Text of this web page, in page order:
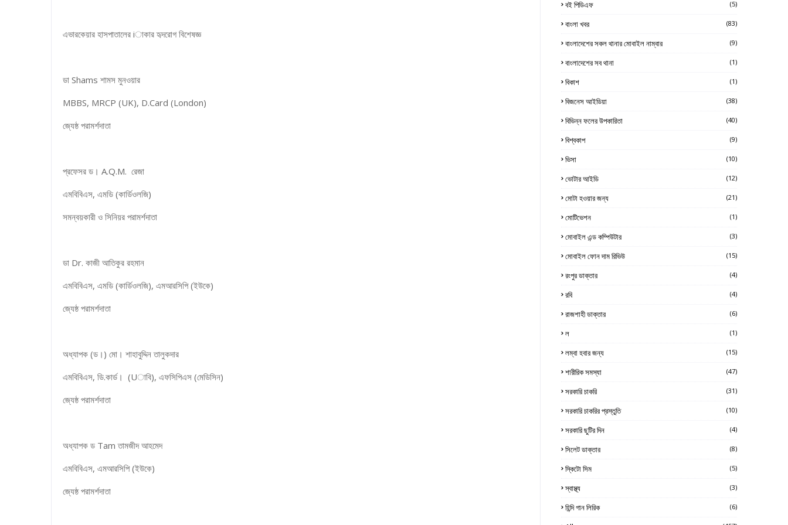
এভারকেয়ার হাসপাতালের iাকার হৃদরোগ বিশেষজ্ঞ
ডা Shams শামস মুনওয়ার
MBBS, MRCP (UK), D.Card (London)
জ্যেষ্ঠ পরামর্শদাতা
প্রফেসর ড। A.Q.M. রেজা
এমবিবিএস, এমডি (কার্ডিওলজি)
সমন্বয়কারী ও সিনিয়র পরামর্শদাতা
ডা Dr. কাজী আতিকুর রহমান
এমবিবিএস, এমডি (কার্ডিওলজি), এমআরসিপি (ইউকে)
জ্যেষ্ঠ পরামর্শদাতা
অধ্যাপক (ড।) মো। শাহাবুদ্দিন তালুকদার
এমবিবিএস, ডি.কার্ড। (Uাবি), এফসিপিএস (মেডিসিন)
জ্যেষ্ঠ পরামর্শদাতা
অধ্যাপক ড Tam তামজীদ আহমেদ
এমবিবিএস, এমআরসিপি (ইউকে)
জ্যেষ্ঠ পরামর্শদাতা
বই পিডিএফ (5)
বাংলা খবর (83)
বাংলাদেশের সকল থানার মোবাইল নাম্বার (9)
বাংলাদেশের সব থানা (1)
বিকাশ (1)
বিজনেস আইডিয়া (38)
বিভিন্ন ফলের উপকারিতা (40)
বিশ্বকাপ (9)
ভিসা (10)
ভোটার আইডি (12)
মোটা হওয়ার জন্য (21)
মোটিভেশন (1)
মোবাইল এন্ড কম্পিউটার (3)
মোবাইল ফোন দাম রিভিউ (15)
রংপুর ডাক্তার (4)
রবি (4)
রাজশাহী ডাক্তার (6)
ল (1)
লম্বা হবার জন্য (15)
শারীরিক সমস্যা (47)
সরকারি চাকরি (31)
সরকারি চাকরির প্রস্তুতি (10)
সরকারি ছুটির দিন (4)
সিলেট ডাক্তার (8)
স্কিটো সিম (5)
স্বাস্থ্য (3)
হিন্দি গান লিরিক (6)